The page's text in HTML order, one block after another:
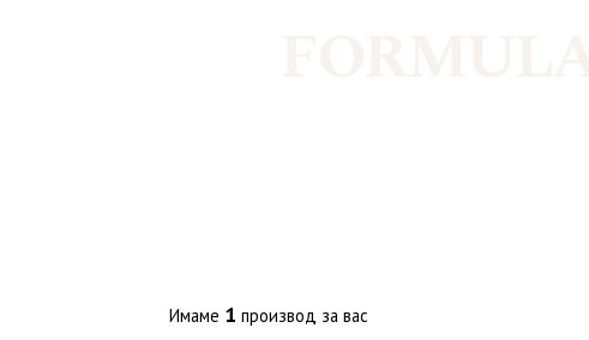
Имаме 1 производ за вас